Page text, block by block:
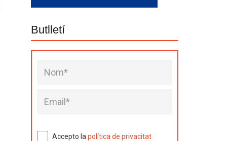
Butlletí
Accepto la política de privacitat